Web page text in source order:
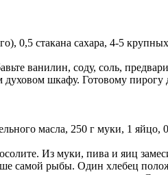
0,5 стакана сахара, 4-5
ванилин, соду, соль,
шкафу. Готовому пирогу
масла, 250 г муки, 1 яйцо,
Из муки, пива и яиц
самой рыбы. Один хлебец